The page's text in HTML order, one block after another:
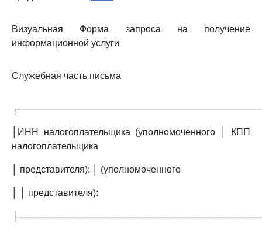
Визуальная Форма запроса на получение
информационной услуги
Служебная часть письма
│ИНН налогоплательщика (уполномоченного │ КПП
налогоплательщика
│ представителя): │ (уполномоченного
│ │ представителя):